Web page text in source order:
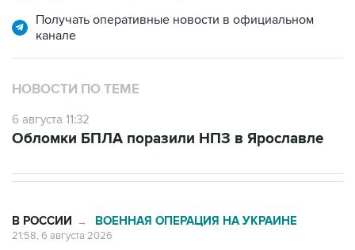
Получать оперативные новости в официальном
канале
НОВОСТИ ПО ТЕМЕ
6 августа 11:32
Обломки БПЛА поразили НПЗ в Ярославле
В РОССИИ → ВОЕННАЯ ОПЕРАЦИЯ НА УКРАИНЕ
21:58, 6 августа 2026